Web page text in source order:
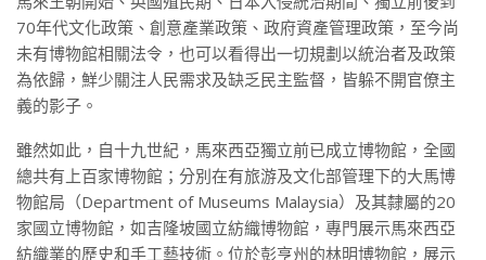
70年代文化政策、創意產業政策、政府資產管理政策，至今尚
未有博物館相關法令，也可以看得出一切規劃以統治者及政策
為依歸，鮮少關注人民需求及缺乏民主監督，皆躲不開官僚主
義的影子。
雖然如此，自十九世紀，馬來西亞獨立前已成立博物館，全國
總共有上百家博物館；分別在有旅游及文化部管理下的大馬博
物館局（Department of Museums Malaysia）及其隸屬的20
家國立博物館，如吉隆坡國立紡織博物館，專門展示馬來西亞
紡織業的歷史和手工藝技術。位於彭亨州的林明博物館，展示